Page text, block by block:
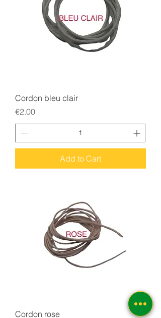
Cordon bleu clair
Price
€2.00
Add to Cart
Cordon rose